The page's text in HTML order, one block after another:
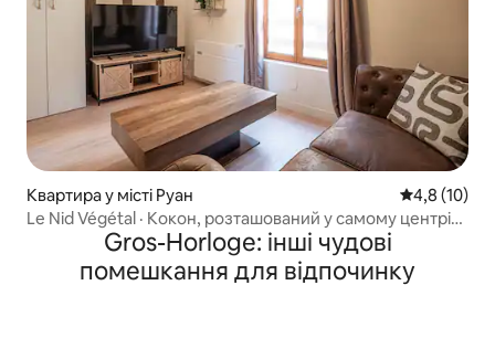
Квартира у місті Руан Середня
4,8 (10)
Le Nid Végétal · Кокон, розташований у самому центрі
Gros-Horloge: інші чудові
помешкання для відпочинку